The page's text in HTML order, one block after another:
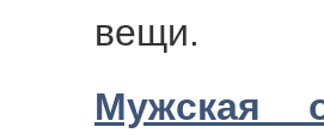
вещи.
Мужская